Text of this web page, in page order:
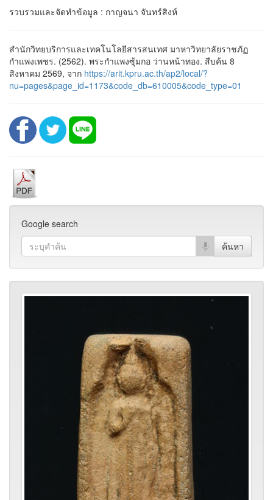
รวบรวมและจัดทำข้อมูล : กาญจนา จันทร์สิงห์
สำนักวิทยบริการและเทคโนโลยีสารสนเทศ มาหาวิทยาลัยราชภัฏ
กำแพงเพชร. (2562). พระกำแพงซุ้มกอ ว่านหน้าทอง. สืบค้น 8
สิงหาคม 2569, จาก https://arit.kpru.ac.th/ap2/local/?
nu=pages&page_id=1173&code_db=610005&code_type=01
Google search